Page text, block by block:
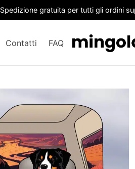
Spedizione gratuita per tutti gli ordini
Contatti FAQ